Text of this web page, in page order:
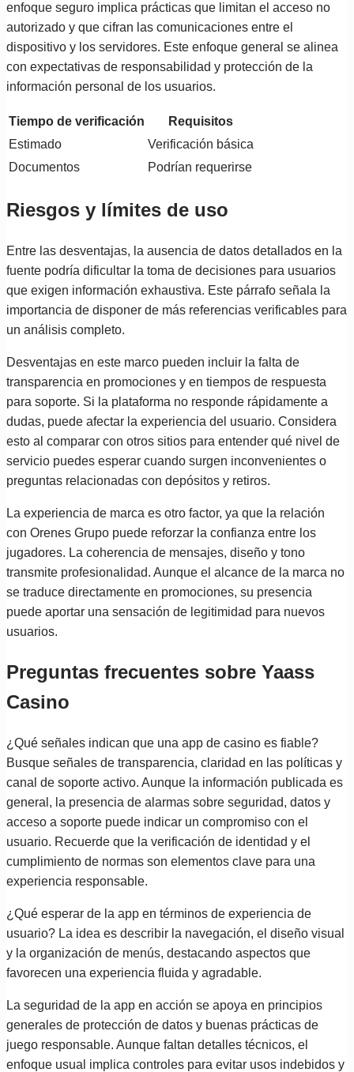
enfoque seguro implica prácticas que limitan el acceso no
autorizado y que cifran las comunicaciones entre el
dispositivo y los servidores. Este enfoque general se alinea
con expectativas de responsabilidad y protección de la
información personal de los usuarios.
Tiempo de verificación
Requisitos
Estimado
Verificación básica
Documentos
Podrían requerirse
Riesgos y límites de uso
Entre las desventajas, la ausencia de datos detallados en la
fuente podría dificultar la toma de decisiones para usuarios
que exigen información exhaustiva. Este párrafo señala la
importancia de disponer de más referencias verificables para
un análisis completo.
Desventajas en este marco pueden incluir la falta de
transparencia en promociones y en tiempos de respuesta
para soporte. Si la plataforma no responde rápidamente a
dudas, puede afectar la experiencia del usuario. Considera
esto al comparar con otros sitios para entender qué nivel de
servicio puedes esperar cuando surgen inconvenientes o
preguntas relacionadas con depósitos y retiros.
La experiencia de marca es otro factor, ya que la relación
con Orenes Grupo puede reforzar la confianza entre los
jugadores. La coherencia de mensajes, diseño y tono
transmite profesionalidad. Aunque el alcance de la marca no
se traduce directamente en promociones, su presencia
puede aportar una sensación de legitimidad para nuevos
usuarios.
Preguntas frecuentes sobre Yaass
Casino
¿Qué señales indican que una app de casino es fiable?
Busque señales de transparencia, claridad en las políticas y
canal de soporte activo. Aunque la información publicada es
general, la presencia de alarmas sobre seguridad, datos y
acceso a soporte puede indicar un compromiso con el
usuario. Recuerde que la verificación de identidad y el
cumplimiento de normas son elementos clave para una
experiencia responsable.
¿Qué esperar de la app en términos de experiencia de
usuario? La idea es describir la navegación, el diseño visual
y la organización de menús, destacando aspectos que
favorecen una experiencia fluida y agradable.
La seguridad de la app en acción se apoya en principios
generales de protección de datos y buenas prácticas de
juego responsable. Aunque faltan detalles técnicos, el
enfoque usual implica controles para evitar usos indebidos y